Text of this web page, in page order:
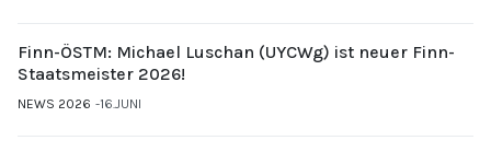
Finn-ÖSTM: Michael Luschan (UYCWg) ist neuer Finn-
Staatsmeister 2026!
NEWS 2026 16.JUNI